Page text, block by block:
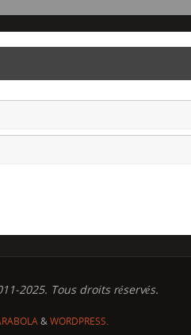
2025. Tous droits réservés.
&WORDPRESS.